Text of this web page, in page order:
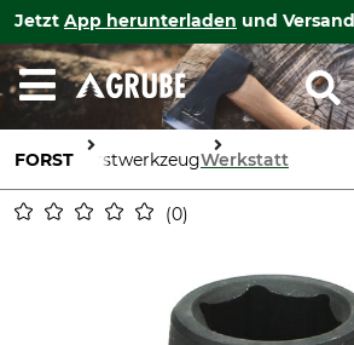
Jetzt App herunterladen und
FORST ForstwerkzeugWerkstatt
0